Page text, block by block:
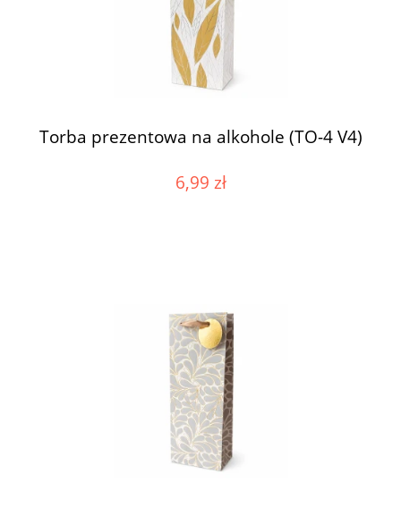
Torba prezentowa na alkohole (TO-4 V4)
6,99 zł